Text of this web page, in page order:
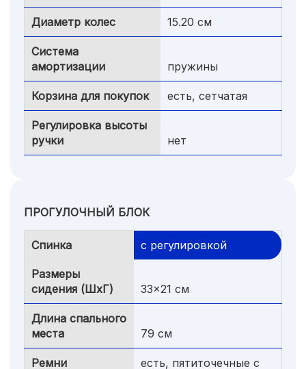
Диаметр колес 15.20 см
Система
амортизации
пружины
Корзина для покупок есть, сетчатая
Регулировка высоты
ручки
нет
ПРОГУЛОЧНЫЙ БЛОК
Спинка с регулировкой
Размеры
сидения (ШxГ)
33x21 см
Длина спального
места
79 см
Ремни
есть, пятиточечные с